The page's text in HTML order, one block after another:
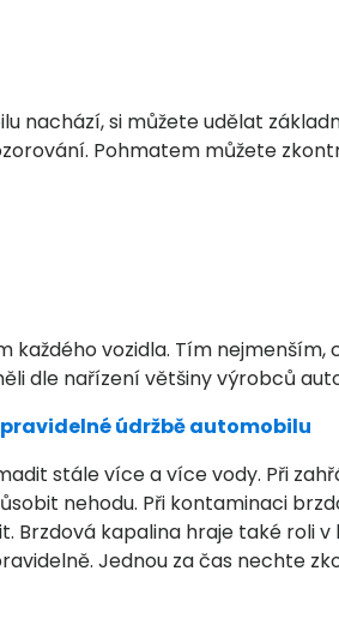
nachází, si můžete udělat
Pohmatem můžete
vozidla. Tím
dle nařízení většiny výrobců
údržbě automobilu
stále více a více vody. Při
nehodu. Při kontaminaci
kapalina hraje také roli
Jednou za čas nechte